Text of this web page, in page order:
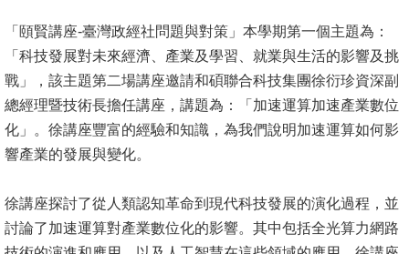
術
單
位
研
究
息
公
「頤賢講座-臺灣政經社問題與對策」本學期第一個主題為：
「科技發展對未來經濟、產業及學習、就業與生活的影響及挑
戰」，該主題第二場講座邀請和碩聯合科技集團徐衍珍資深副
總經理暨技術長擔任講座，講題為：「加速運算加速產業數位
化」。徐講座豐富的經驗和知識，為我們說明加速運算如何影
響產業的發展與變化。
徐講座探討了從人類認知革命到現代科技發展的演化過程，並
討論了加速運算對產業數位化的影響。其中包括全光算力網路